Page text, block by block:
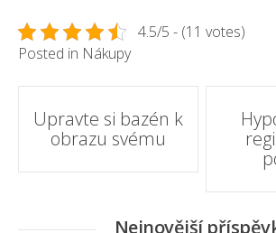
4.5/5 - (11 votes)
Posted in Nákupy
Post
navigation
Upravte si bazén k
obrazu svému
Nejnovější